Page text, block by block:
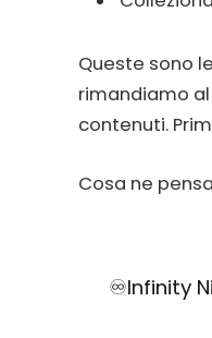
Queste sono
rimandiamo
contenuti.
Cosa ne
♾Infinity